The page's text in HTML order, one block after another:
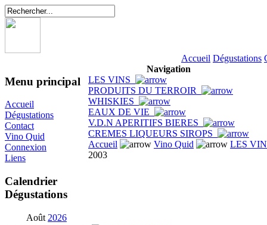
Accueil Dégustations
Menu principal
Accueil
Dégustations
Contact
Vino Quid
Connexion
Liens
Calendrier
Dégustations
Août 2026
Navigation
LES VINS
PRODUITS DU TERROIR
WHISKIES
EAUX DE VIE
V.D.N APERITIFS BIERES
CREMES LIQUEURS SIROPS
Accueil
Vino Quid
LES
2003